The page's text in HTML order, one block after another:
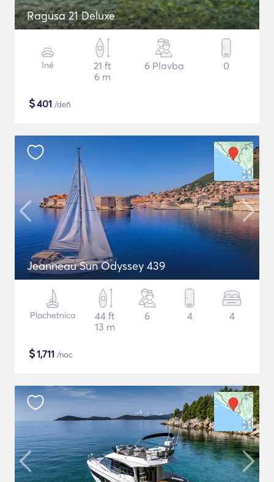
Ragusa 21 Deluxe
Iné
21 ft
6 m
6 Plavba 0
$401 /deň
Jeanneau Sun Odyssey 439
Plachetnica
44 ft
13 m
6 4 4
$1,711 /noc